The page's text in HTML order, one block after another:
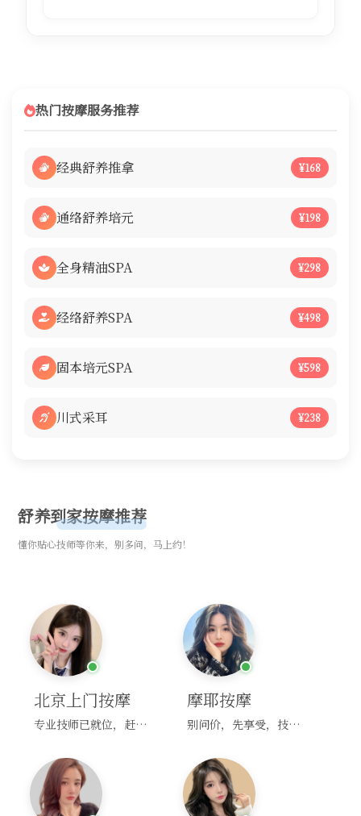
热门按摩服务推荐
经典舒养推拿 ¥168
通络舒养培元 ¥198
全身精油SPA ¥298
经络舒养SPA ¥498
固本培元SPA ¥598
川式采耳 ¥238
舒养到家按摩推荐
懂你贴心技师等你来，别多问，马上约！
北京上门按摩
专业技师已就位，赶紧下单！
摩耶按摩
别问价，先享受，技师马上到！